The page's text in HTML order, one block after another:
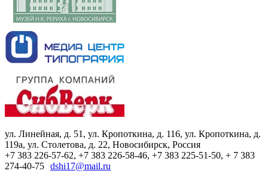
ул. Линейная, д. 51, ул. Кропоткина, д. 116, ул. Кропоткина, д.
119а, ул. Столетова, д. 22, Новосибирск, Россия
+7 383 226-57-62, +7 383 226-58-46, +7 383 225-51-50, + 7 383
274-40-75 dshi17@mail.ru